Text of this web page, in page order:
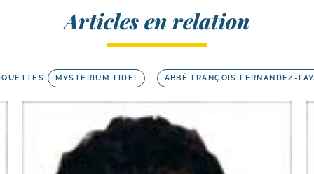
Articles en relation
MYSTERIUM FIDEI ABBÉ FRANÇOIS FERNANDEZ-